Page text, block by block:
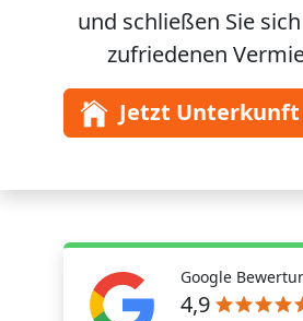
und schließen Sie sich
zufriedenen
Jetzt
Google
4,9